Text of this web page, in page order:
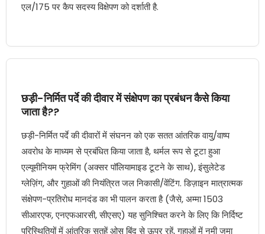
एल/175 पर कैप सदस्य विक्षेपण को दर्शाती है.
छड़ी-निर्मित पर्दे की दीवार में संक्षेपण का प्रबंधन कैसे किया
जाता है??
छड़ी-निर्मित पर्दे की दीवारों में संघनन को एक सतत आंतरिक वायु/वाष्प
अवरोध के माध्यम से प्रबंधित किया जाता है, थर्मल रूप से टूटा हुआ
एल्यूमीनियम फ्रेमिंग (अक्सर पॉलियामाइड टूटने के साथ), इंसुलेटेड
ग्लेज़िंग, और गुहाओं की नियंत्रित जल निकासी/वेंटिंग. डिज़ाइन मात्रात्मक
संक्षेपण-प्रतिरोध मानदंड का भी पालन करता है (जैसे, अम्मा 1503
सीआरएफ, एनएफआरसी, सीएसए) यह सुनिश्चित करने के लिए कि निर्दिष्ट
परिस्थितियों में आंतरिक सतहें ओस बिंदु से ऊपर रहें, गुहाओं में नमी जमा